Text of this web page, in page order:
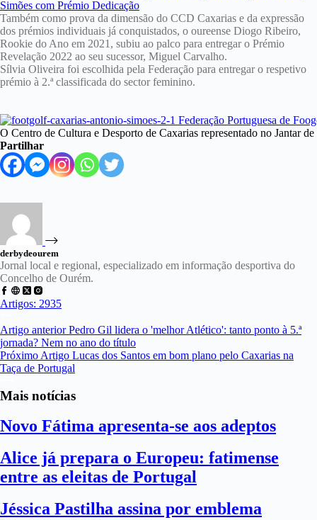
Também como prova da dimensão do CCD Caxarias e da expressão
dos prémios individuais já conquistados, o oureense Diogo Ribeiro,
Rookie do Ano em 2021, subiu ao palco para entregar o Prémio
Revelação 2022 ao seu sucessor, Miguel Carvalho.
Sílvia Oliveira foi escolhida pela Federação para entregar o respetivo
prémio à 2.ª classificada do sector feminino.
O Centro de Cultura e Desporto de Caxarias representado no Jantar
Partilhar
derbydeourem
Jornal local e regional, especializado em informação desportiva do
Concelho de Ourém.
Artigos: 2935
Artigo anteriorPedro Gil lidera o 'melhor Atlético': tanto ponto à 5.ª
jornada? Nem no ano do título
Próximo Artigo Lucas dos Santos em bom plano pelo Caxarias na
Taça de Portugal
Mais notícias
Novo Fátima apresenta-se aos adeptos
Alice já prepara o Europeu: fatimense
entre as eleitas de Portugal
Jéssica Pastilha assina por emblema